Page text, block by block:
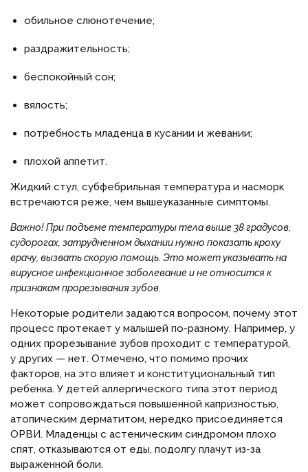
обильное слюнотечение;
раздражительность;
беспокойный сон;
вялость;
потребность младенца в кусании и жевании;
плохой аппетит.
Жидкий стул, субфебрильная температура и насморк
встречаются реже, чем вышеуказанные симптомы.
Важно! При подъеме температуры тела выше 38 градусов,
судорогах, затрудненном дыхании нужно показать кроху
врачу, вызвать скорую помощь. Это может указывать на
вирусное инфекционное заболевание и не относится к
признакам прорезывания зубов.
Некоторые родители задаются вопросом, почему этот
процесс протекает у малышей по-разному. Например, у
одних прорезывание зубов проходит с температурой,
у других — нет. Отмечено, что помимо прочих
факторов, на это влияет и конституциональный тип
ребенка. У детей аллергического типа этот период
может сопровождаться повышенной капризностью,
атопическим дерматитом, нередко присоединяется
ОРВИ. Младенцы с астеническим синдромом плохо
спят, отказываются от еды, подолгу плачут из-за
выраженной боли.